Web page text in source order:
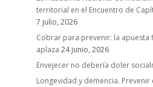
territorial en el Encuentro de
7 julio, 2026
Cobrar para prevenir: la apuesta
aplaza 24 junio, 2026
Envejecer no debería doler
Longevidad y demencia.